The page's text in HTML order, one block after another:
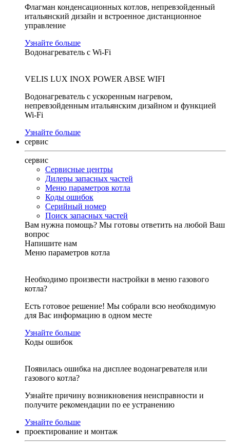
Флагман конденсационных котлов, непревзойденный
итальянский дизайн и встроенное дистанционное
управление
Узнайте больше
Водонагреватель с Wi-Fi
VELIS LUX INOX POWER ABSE WIFI
Водонагреватель с ускоренным нагревом,
непревзойденным итальянским дизайном и функцией
Wi-Fi
Узнайте больше
сервис
сервис
Сервисные центры
Дилеры запасных частей
Меню параметров котла
Коды ошибок
Серийный номер
Поиск запасных частей
Вам нужна помощь? Мы готовы ответить на любой Ваш
вопрос
Напишите нам
Меню параметров котла
Необходимо произвести настройки в меню газового
котла?
Есть готовое решение! Мы собрали всю необходимую
для Вас информацию в одном месте
Узнайте больше
Коды ошибок
Появилась ошибка на дисплее водонагревателя или
газового котла?
Узнайте причину возникновения неисправности и
получите рекомендации по ее устранению
Узнайте больше
проектирование и монтаж